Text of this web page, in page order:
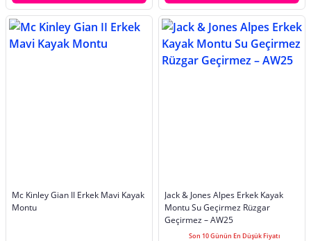
Mc Kinley Gian II Erkek Mavi Kayak
Montu
Jack & Jones Alpes Erkek Kayak
Montu Su Geçirmez Rüzgar
Geçirmez – AW25
Son 10 Günün En Düşük Fiyatı